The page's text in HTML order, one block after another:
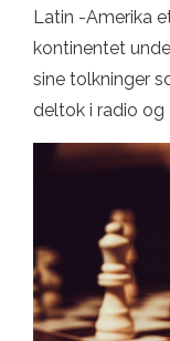
Latin -Amerika
kontinentet
sine tolkninger
deltok i radio og